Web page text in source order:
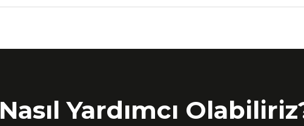
Nasıl Yardımcı